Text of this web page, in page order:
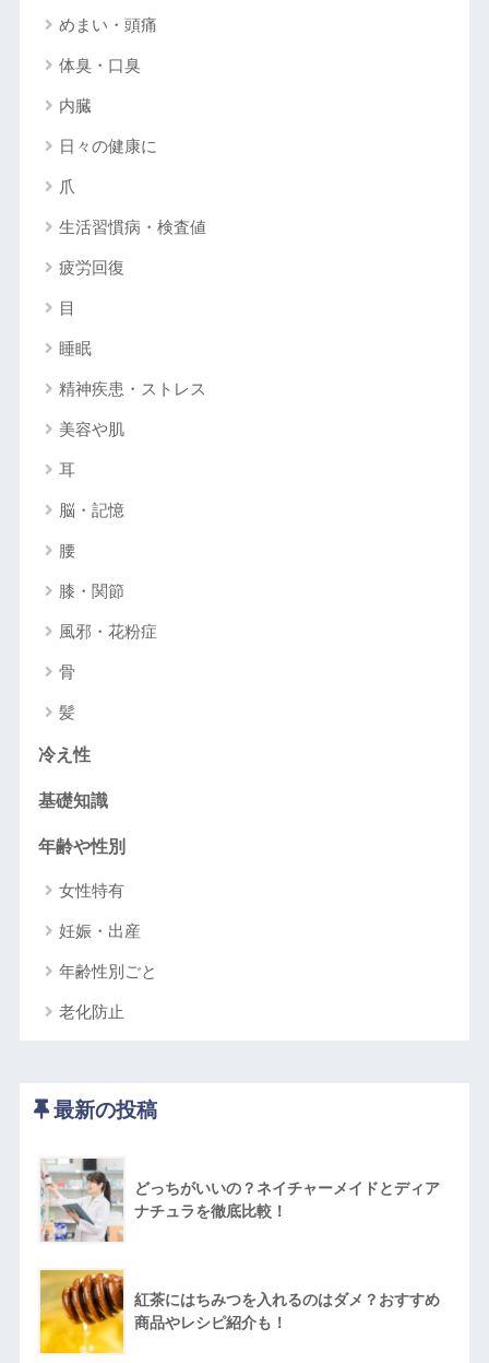
めまい・頭痛
体臭・口臭
内臓
日々の健康に
爪
生活習慣病・検査値
疲労回復
目
睡眠
精神疾患・ストレス
美容や肌
耳
脳・記憶
腰
膝・関節
風邪・花粉症
骨
髪
冷え性
基礎知識
年齢や性別
女性特有
妊娠・出産
年齢性別ごと
老化防止
最新の投稿
どっちがいいの？ネイチャーメイドとディア
ナチュラを徹底比較！
紅茶にはちみつを入れるのはダメ？おすすめ
商品やレシピ紹介も！